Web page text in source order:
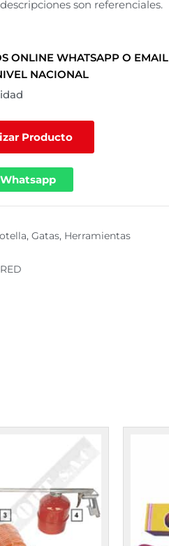
son referenciales.
ONLINE WHATSAPP O EMAIL
NACIONAL
Producto
, Gatas, Herramientas